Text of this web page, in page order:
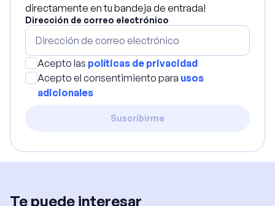
directamente en tu bandeja de entrada!
Dirección de correo electrónico
Acepto las políticas de privacidad
Acepto el consentimiento para usos
adicionales
Suscribirme
Te puede interesar